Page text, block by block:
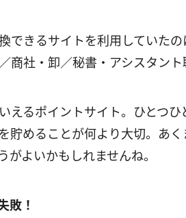
できるサイトを利用していた
商社・卸／秘書・アシスタント
えるポイントサイト。ひとつひ
貯めることが何より大切。あ
よいかもしれませんね。
敗！